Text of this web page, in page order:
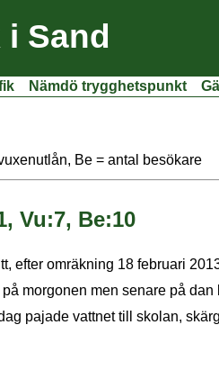
Sand
Nämdö trygghetspunkt
Be = antal besökare
Vu:7, Be:10
efter omräkning 18 februari
morgonen men senare på
pajade vattnet till skolan,